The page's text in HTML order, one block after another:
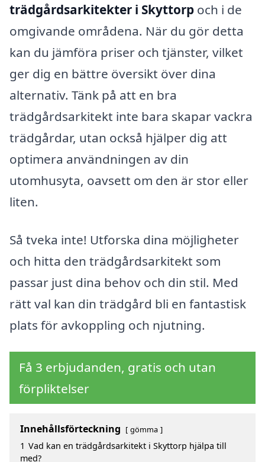
trädgårdsarkitekter i Skyttorp och i de
omgivande områdena. När du gör detta
kan du jämföra priser och tjänster, vilket
ger dig en bättre översikt över dina
alternativ. Tänk på att en bra
trädgårdsarkitekt inte bara skapar vackra
trädgårdar, utan också hjälper dig att
optimera användningen av din
utomhusyta, oavsett om den är stor eller
liten.
Så tveka inte! Utforska dina möjligheter
och hitta den trädgårdsarkitekt som
passar just dina behov och din stil. Med
rätt val kan din trädgård bli en fantastisk
plats för avkoppling och njutning.
Få 3 erbjudanden, gratis och utan
förpliktelser
Innehållsförteckning gömma
1 Vad kan en trädgårdsarkitekt i Skyttorp hjälpa till
med?